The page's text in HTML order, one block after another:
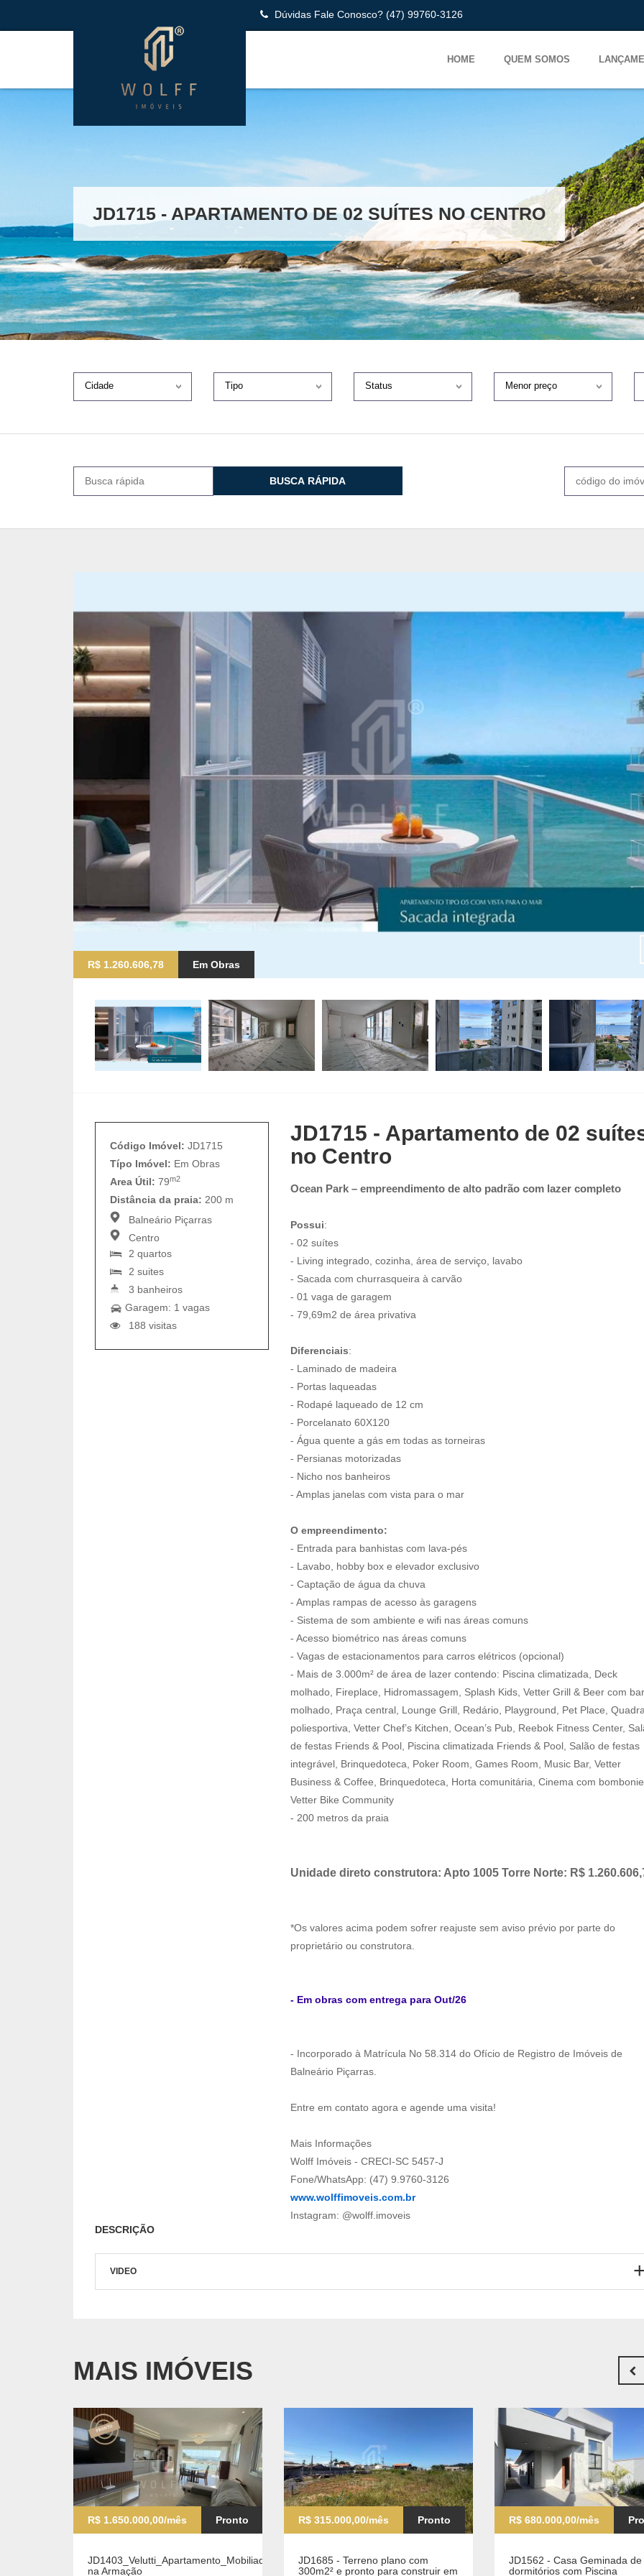
Dúvidas Fale Conosco? (47) 99760-3126
HOME QUEM SOMOS
JD1715 - APARTAMENTO DE 02 SUÍTES NO CENTRO
Cidade Tipo Status Menor preço
BUSCA RÁPIDA
R$ 1.260.606,78 Em Obras
Código Imóvel: JD1715
Típo Imóvel: Em Obras
Area Útil: 79m2
Distância da praia: 200 m
Balneário Piçarras
Centro
2 quartos
2 suites
3 banheiros
Garagem: 1 vagas
188 visitas
JD1715 - Apartamento de 02
no Centro
Ocean Park – empreendimento de alto padrão com lazer completo
Possui:
- 02 suítes
- Living integrado, cozinha, área de serviço, lavabo
- Sacada com churrasqueira à carvão
- 01 vaga de garagem
- 79,69m2 de área privativa
Diferenciais:
- Laminado de madeira
- Portas laqueadas
- Rodapé laqueado de 12 cm
- Porcelanato 60X120
- Água quente a gás em todas as torneiras
- Persianas motorizadas
- Nicho nos banheiros
- Amplas janelas com vista para o mar
O empreendimento:
- Entrada para banhistas com lava-pés
- Lavabo, hobby box e elevador exclusivo
- Captação de água da chuva
- Amplas rampas de acesso às garagens
- Sistema de som ambiente e wifi nas áreas comuns
- Acesso biométrico nas áreas comuns
- Vagas de estacionamentos para carros elétricos (opcional)
- Mais de 3.000m² de área de lazer contendo: Piscina climatizada, Deck
molhado, Fireplace, Hidromassagem, Splash Kids, Vetter Grill & Beer com
molhado, Praça central, Lounge Grill, Redário, Playground, Pet Place,
poliesportiva, Vetter Chef’s Kitchen, Ocean’s Pub, Reebok Fitness Center,
de festas Friends & Pool, Piscina climatizada Friends & Pool, Salão de festas
integrável, Brinquedoteca, Poker Room, Games Room, Music Bar, Vetter
Business & Coffee, Brinquedoteca, Horta comunitária, Cinema com
Vetter Bike Community
- 200 metros da praia
Unidade direto construtora: Apto 1005 Torre Norte: R$
*Os valores acima podem sofrer reajuste sem aviso prévio por parte do
proprietário ou construtora.
- Em obras com entrega para Out/26
- Incorporado à Matrícula No 58.314 do Ofício de Registro de Imóveis de
Balneário Piçarras.
Entre em contato agora e agende uma visita!
Mais Informações
Wolff Imóveis - CRECI-SC 5457-J
Fone/WhatsApp: (47) 9.9760-3126
www.wolffimoveis.com.br
Instagram: @wolff.imoveis
DESCRIÇÃO
VIDEO
MAIS IMÓVEIS
R$ 1.650.000,00/mês Pronto
JD1403_Velutti_Apartamento_Mobiliado
na Armação
R$ 315.000,00/mês Pronto
JD1685 - Terreno plano com
300m2² e pronto para construir em
R$ 680.000,00/mês
JD1562 - Casa Geminada de
dormitórios com Piscina